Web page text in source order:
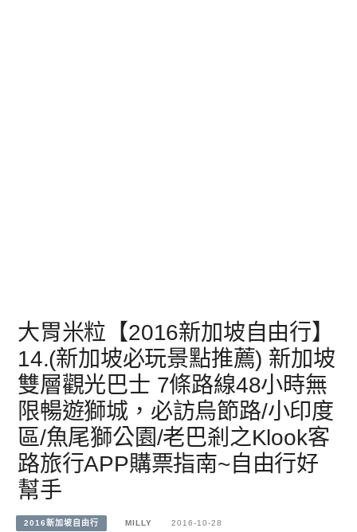
大胃米粒【2016新加坡自由行】
14.(新加坡必玩景點推薦) 新加坡
雙層觀光巴士 7條路線48小時無
限暢遊獅城，必訪烏節路/小印度
區/魚尾獅公園/老巴剎之Klook客
路旅行APP購票指南~自由行好
幫手
2016新加坡自由行 MILLY 2016-10-28